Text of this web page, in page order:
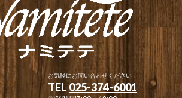
お気軽にお問い合わせください
TEL 025-374-6001